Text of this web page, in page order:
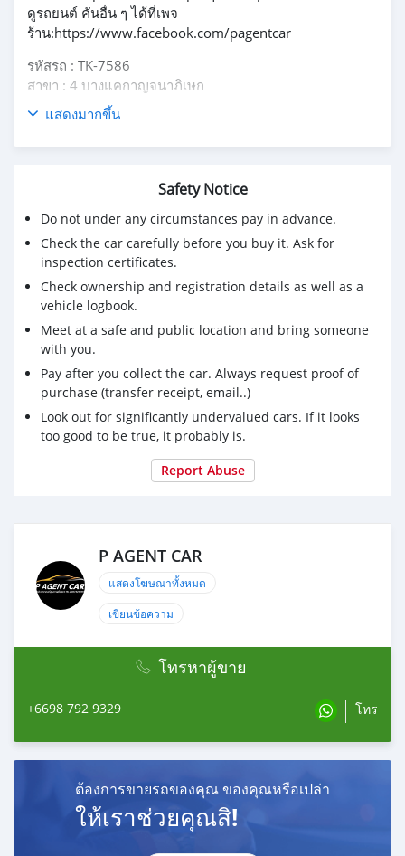
ดูรถยนต์ คันอื่น ๆ ได้ที่เพจ
ร้าน:https://www.facebook.com/pagentcar
รหัสรถ : TK-7586
สาขา : 4 บางแคกาญจนาภิเษก
2010 Honda Civic FD 1.8E เครดิตดีฟรีดาวน์
ราคาเพียง 379,000 เท่านั้น
🌟รถสีบรอนซ์เงินsilver Alabahter
🌟ชุดแต่งรอบคัน
🌟ล้อแม็กซ์สวยๆ
🌟ภายในสีเทาครีม
🌟เบาะหนังสีชาเย็น
🌟เครื่องยนต์ R18A ( SOHC)16วาล์ว I-vtec มาพร้อม แรงม้า
140 Hp ที่ 6,300รอบ ให้แรงบิดที่ 174 นิวตันเมตรที่4,300
🌟เกียร์ออโต้
🌟เรือนไมล์เป็นทั้งแบบอันนาลอคและดิจิตอล
🌟พวงมาลัยมัลติฟังก์ชั่น
🌟ไฟหน้าแบบมัลติรีเฟลกเตอร์
🌟กระจกมองข้างพร้อมไฟเลี้ยว
สองฟรีดาวน์ผ่อนถูก #รถมือสองป้ายแดง #รถฟรีดาวน์ #ขาย
รถยนต์มือสอง #ติดแบล็คลิสออกรถได้ #ติดเครดิตบูโรออก
รถได้ #ซื้อขายรถยนต์มือสอง #2010HondaCivicFd18E
#honda #civic #ขายรถเก๋งฮอนด้าซีวิคเอฟดีปี2010มือสอง
แสดงมากขึ้น
Safety Notice
Do not under any circumstances pay in advance.
Check the car carefully before you buy it. Ask for
inspection certificates.
Check ownership and registration details as well as a
vehicle logbook.
Meet at a safe and public location and bring someone
with you.
Pay after you collect the car. Always request proof of
purchase (transfer receipt, email..)
Look out for significantly undervalued cars. If it looks
too good to be true, it probably is.
Report Abuse
P AGENT CAR
แสดงโฆษณาทั้งหมด
เขียนข้อความ
โทรหาผู้ขาย
+6698 792 9329 โทร
ต้องการขายรถของคุณ ของคุณหรือเปล่า
ให้เราช่วยคุณสิ!